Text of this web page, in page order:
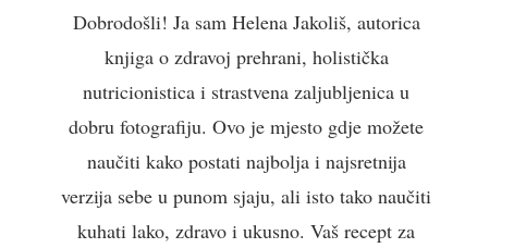
Dobrodošli! Ja sam Helena Jakoliš, autorica
knjiga o zdravoj prehrani, holistička
nutricionistica i strastvena zaljubljenica u
dobru fotografiju. Ovo je mjesto gdje možete
naučiti kako postati najbolja i najsretnija
verzija sebe u punom sjaju, ali isto tako naučiti
kuhati lako, zdravo i ukusno. Vaš recept za